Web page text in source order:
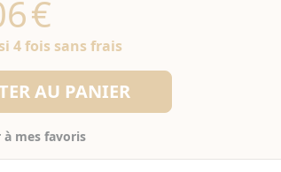
€
4 fois sans frais
AU PANIER
mes favoris